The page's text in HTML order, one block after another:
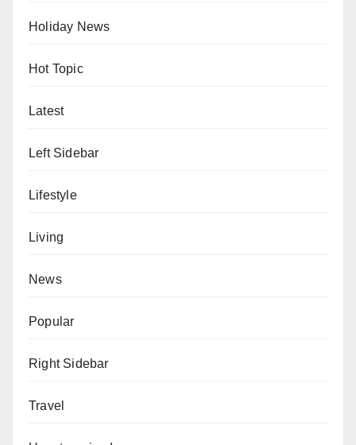
Holiday News
Hot Topic
Latest
Left Sidebar
Lifestyle
Living
News
Popular
Right Sidebar
Travel